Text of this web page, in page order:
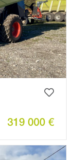
319 000 €